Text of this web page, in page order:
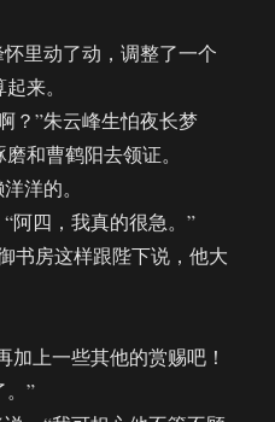
里动了动，调整了一个
来。
”朱云峰生怕夜长梦
和曹鹤阳去领证。
洋的。
四，我真的很急。”
房这样跟陛下说，他大
上一些其他的赏赐吧！
。”